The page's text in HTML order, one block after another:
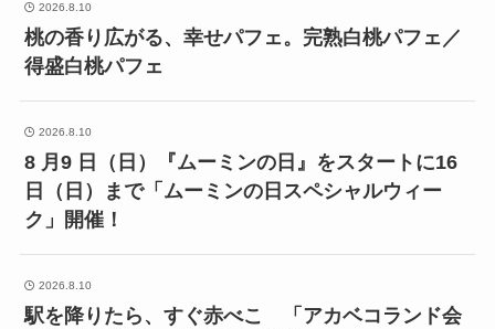
2026.8.10
桃の香り広がる、幸せパフェ。完熟白桃パフェ／
得盛白桃パフェ
2026.8.10
8 月9 日（日）『ムーミンの日』をスタートに16
日（日）まで「ムーミンの日スペシャルウィー
ク」開催！
2026.8.10
駅を降りたら、すぐ赤べこ 「アカベコランド会